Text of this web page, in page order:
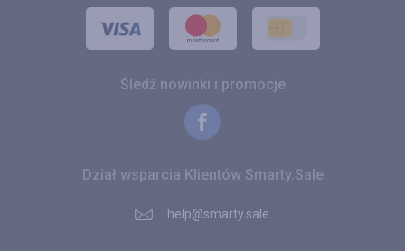
Śledź nowinki i promocje
Dział wsparcia Klientów Smarty.Sale
help@smarty.sale